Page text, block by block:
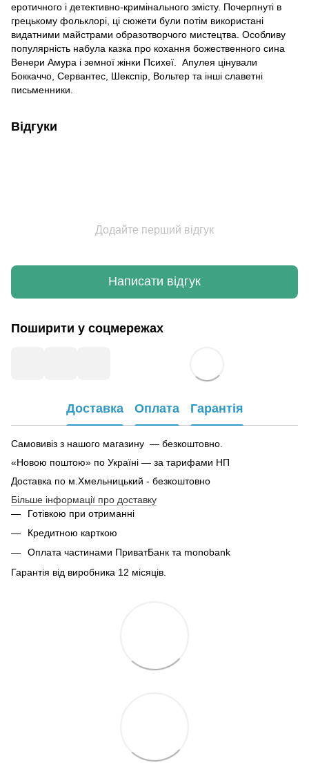
еротичного і детективно-кримінального змісту. Почерпнуті в
грецькому фольклорі, ці сюжети були потім використані
видатними майстрами образотворчого мистецтва. Особливу
популярність набула казка про кохання божественного сина
Венери Амура і земної жінки Психеї. Апулея цінували
Боккаччо, Сервантес, Шекспір, Вольтер та інші славетні
письменники.
Відгуки
Додайте перший відгук
Написати відгук
Поширити у соцмережах
Доставка Оплата Гарантія
Самовивіз з нашого магазину — безкоштовно.
«Новою поштою» по Україні — за тарифами НП
Доставка по м.Хмельницький - безкоштовно
Більше інформації про доставку
Готівкою при отриманні
Кредитною карткою
Оплата частинами ПриватБанк та monobank
Гарантія від виробника 12 місяців.